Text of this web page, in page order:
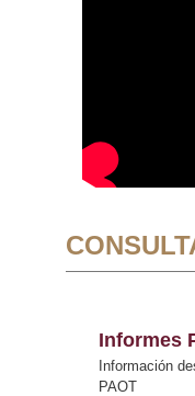
Informes
Información
PAOT